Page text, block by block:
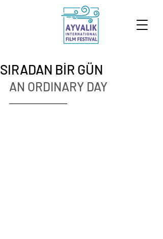
SIRADAN BİR GÜN
AN ORDINARY DAY